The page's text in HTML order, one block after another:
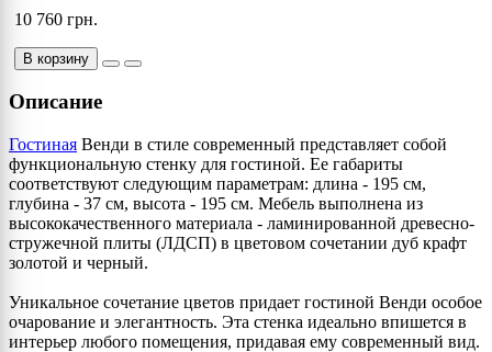
10 760 грн.
В корзину
Описание
Гостиная Венди в стиле современный представляет собой
функциональную стенку для гостиной. Ее габариты
соответствуют следующим параметрам: длина - 195 см,
глубина - 37 см, высота - 195 см. Мебель выполнена из
высококачественного материала - ламинированной древесно-
стружечной плиты (ЛДСП) в цветовом сочетании дуб крафт
золотой и черный.
Уникальное сочетание цветов придает гостиной Венди особое
очарование и элегантность. Эта стенка идеально впишется в
интерьер любого помещения, придавая ему современный вид.